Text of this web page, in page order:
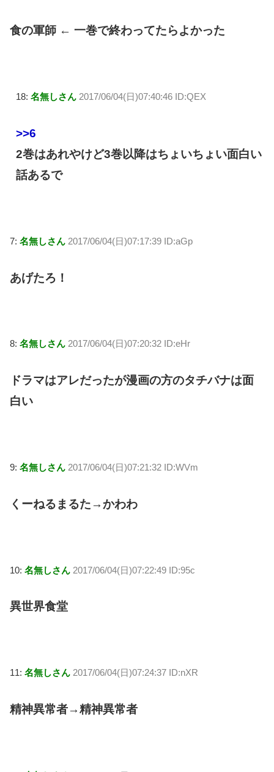
食の軍師 ← 一巻で終わってたらよかった
18: 名無しさん 2017/06/04(日)07:40:46 ID:QEX
>>6
2巻はあれやけど3巻以降はちょいちょい面白い
話あるで
7: 名無しさん 2017/06/04(日)07:17:39 ID:aGp
あげたろ！
8: 名無しさん 2017/06/04(日)07:20:32 ID:eHr
ドラマはアレだったが漫画の方のタチバナは面
白い
9: 名無しさん 2017/06/04(日)07:21:32 ID:WVm
くーねるまるた→かわわ
10: 名無しさん 2017/06/04(日)07:22:49 ID:95c
異世界食堂
11: 名無しさん 2017/06/04(日)07:24:37 ID:nXR
精神異常者→精神異常者